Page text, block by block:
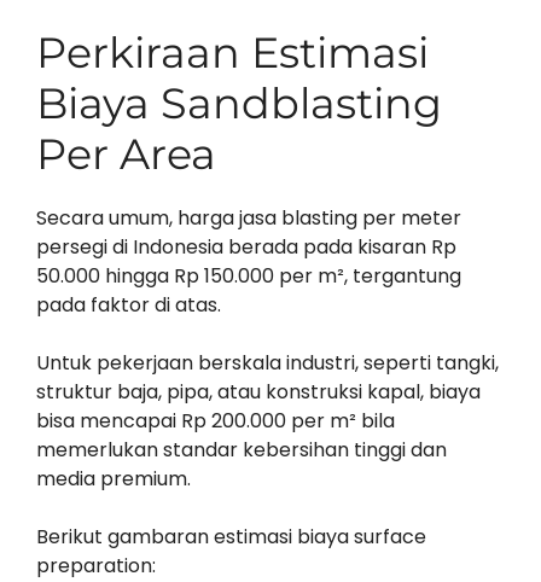
Perkiraan Estimasi
Biaya Sandblasting
Per Area
Secara umum, harga jasa blasting per meter
persegi di Indonesia berada pada kisaran Rp
50.000 hingga Rp 150.000 per m², tergantung
pada faktor di atas.
Untuk pekerjaan berskala industri, seperti tangki,
struktur baja, pipa, atau konstruksi kapal, biaya
bisa mencapai Rp 200.000 per m² bila
memerlukan standar kebersihan tinggi dan
media premium.
Berikut gambaran estimasi biaya surface
preparation: